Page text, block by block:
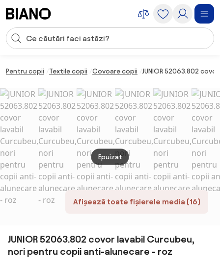
Introducerea căutării
Pentru copii Textile copii Covoare copii JUNIOR 52063.802
Afișează toate fișierele media (16)
Epuizat
JUNIOR 52063.802 covor lavabil Curcubeu,
nori pentru copii anti-alunecare - roz